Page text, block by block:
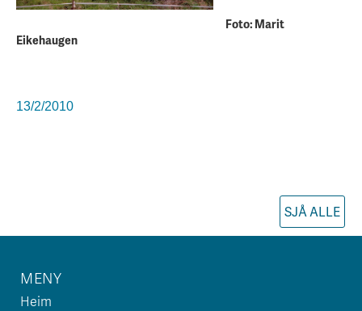
Foto: Marit
Eikehaugen
13/2/2010
SJÅ ALLE
MENY
Heim